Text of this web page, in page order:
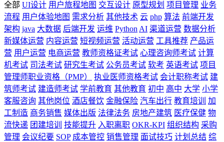
全部 UI设计 用户旅程地图 交互设计 原型规划 项目管理 业务
流程 用户体验地图 需求分析 其他技术 云 php 算法 前端开发
架构 java 大数据 后端开发 运维 Python AI 渠道运营 数据分析
新媒体运营 内容运营 短视频运营 活动运营 工具推荐 产品运
营 用户运营 电商运营 教师资格证考试 心理咨询师考试 计算
机考试 司法考试 研究生考试 公务员考试 软考 英语考试 项目
管理师职业资格（PMP）
执业医师资格考试 会计职称考试 建
筑师考试 建造师考试 学前教育 其他教育 初中 高中 大学 小学
客服咨询 其他岗位 酒店餐饮 金融保险 汽车出行 教育培训
加
工制造 商务销售 媒体出版 法律法务 房地产建筑 医疗保健 物
流快递 团建培训 技能提升 入职离职 OKR-KPI 组织结构 采购
管理 会议纪要 SOP 成本管控 销售管理 面试技巧 计划总结 综